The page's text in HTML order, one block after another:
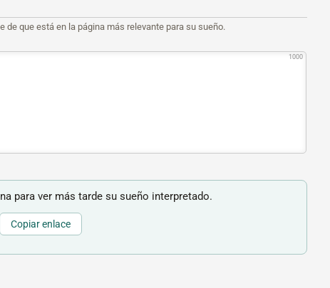
de que está en la página más relevante para su sueño.
1000
para ver más tarde su sueño interpretado.
Copiar enlace